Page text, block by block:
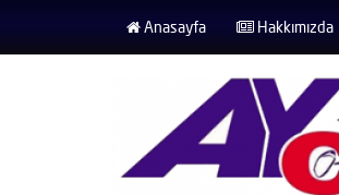
Anasayfa Hakkımızda